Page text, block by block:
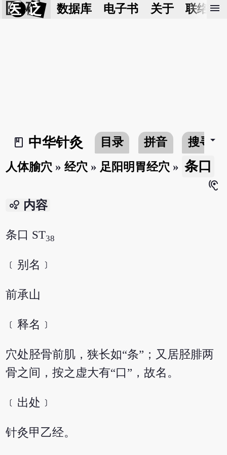
医 砭 数据库 电子书 关于 联络我
menu
book_2
中华针灸 目录 拼音 搜寻arrow_drop_down
人体腧穴 »经穴 » 足阳明胃经穴 » 条口
hearing
bubble_chart 内容
条口 ST38
﹝别名﹞
前承山
﹝释名﹞
穴处胫骨前肌，狭长如“条”；又居胫腓两
骨之间，按之虚大有“口”，故名。
﹝出处﹞
针灸甲乙经。